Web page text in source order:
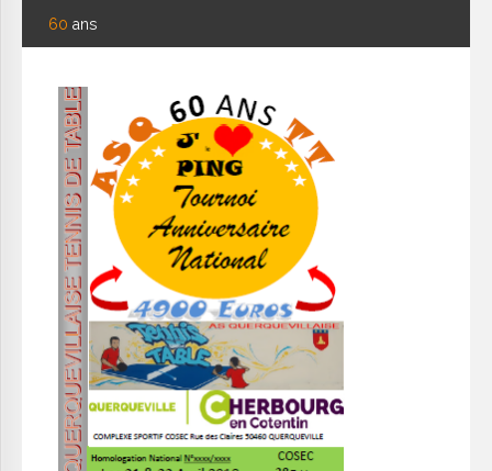
60 ans